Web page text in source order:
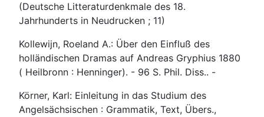
(Deutsche Litteraturdenkmale des 18.
Jahrhunderts in Neudrucken ; 11)
Kollewijn, Roeland A.: Über den Einfluß des
holländischen Dramas auf Andreas Gryphius 1880
( Heilbronn : Henninger). - 96 S. Phil. Diss.. -
Körner, Karl: Einleitung in das Studium des
Angelsächsischen : Grammatik, Text, Übers.,